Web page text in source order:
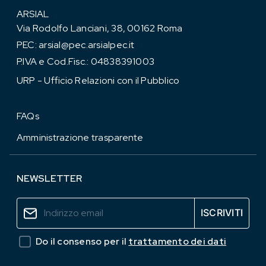
ARSIAL
Via Rodolfo Lanciani, 38, 00162 Roma
PEC:arsial@pec.arsialpec.it
P.IVA e Cod.Fisc.: 04838391003
URP - Ufficio Relazioni con il Pubblico
FAQs
Amministrazione trasparente
NEWSLETTER
Do il consenso per il trattamento dei dati